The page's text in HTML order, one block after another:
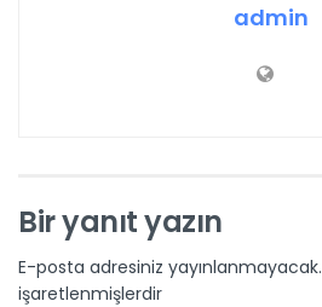
admin
Bir yanıt yazın
E-posta adresiniz yayınlanmayacak.
işaretlenmişlerdir